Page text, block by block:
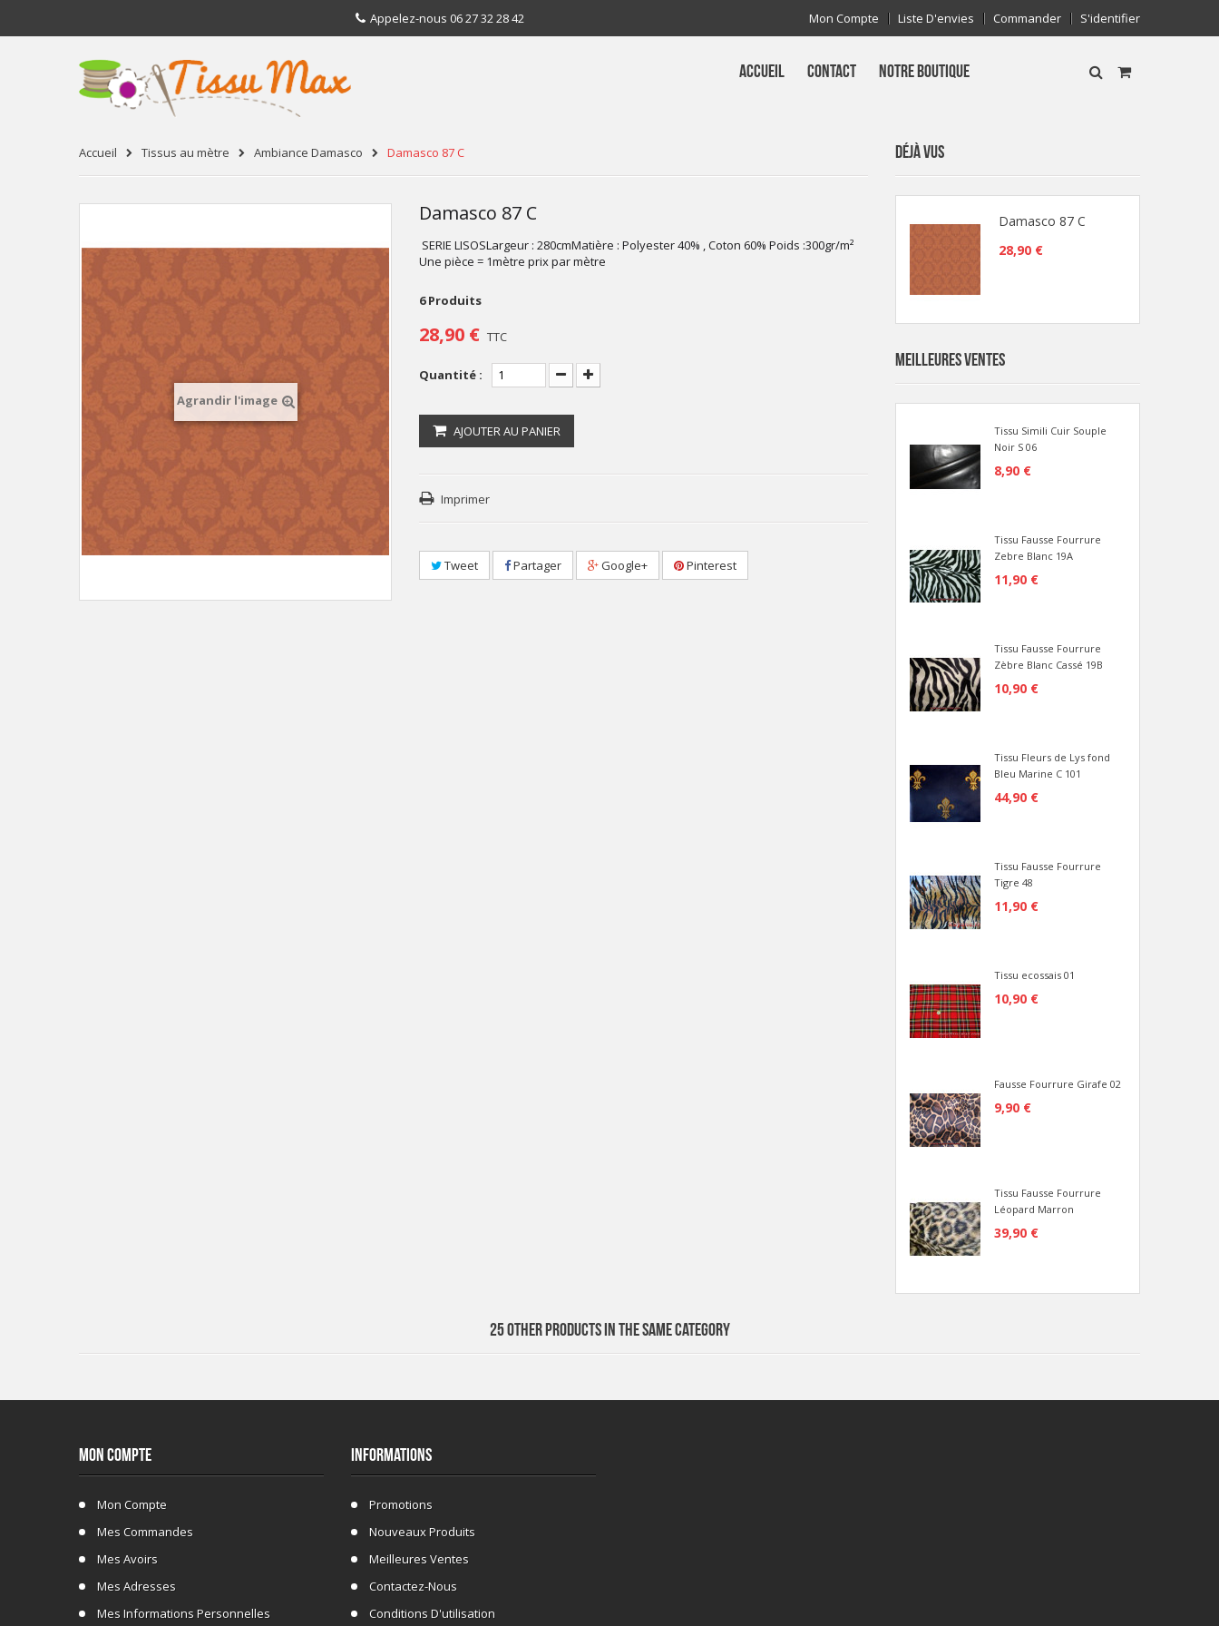
Mon Compte Liste D'envies Commander S'identifier
Appelez-nous 06 27 32 28 42
ACCUEIL CONTACT NOTRE BOUTIQUE
Accueil Tissus au mètre Ambiance Damasco Damasco 87 C
Agrandir l'image
Damasco 87 C
SERIE LISOSLargeur : 280cmMatière : Polyester 40% , Coton 60% Poids :300gr/m²
Une pièce = 1mètre prix par mètre
6 Produits
28,90 € TTC
Quantité :
AJOUTER AU PANIER
Imprimer
Tweet Partager Google+ Pinterest
DÉJÀ VUS
Damasco 87 C
28,90 €
MEILLEURES VENTES
Tissu Simili Cuir Souple
Noir S 06
8,90 €
Tissu Fausse Fourrure
Zebre Blanc 19A
11,90 €
Tissu Fausse Fourrure
Zèbre Blanc Cassé 19B
10,90 €
Tissu Fleurs de Lys fond
Bleu Marine C 101
44,90 €
Tissu Fausse Fourrure
Tigre 48
11,90 €
Tissu ecossais 01
10,90 €
Fausse Fourrure Girafe 02
9,90 €
Tissu Fausse Fourrure
Léopard Marron
39,90 €
25 OTHER PRODUCTS IN THE SAME CATEGORY
MON COMPTE
Mon Compte
Mes Commandes
Mes Avoirs
Mes Adresses
Mes Informations Personnelles
INFORMATIONS
Promotions
Nouveaux Produits
Meilleures Ventes
Contactez-Nous
Conditions D'utilisation